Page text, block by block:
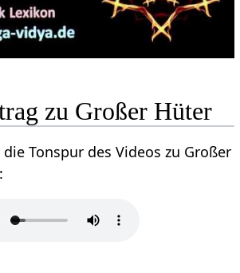
zu Großer Hüter
Tonspur des Videos zu Großer